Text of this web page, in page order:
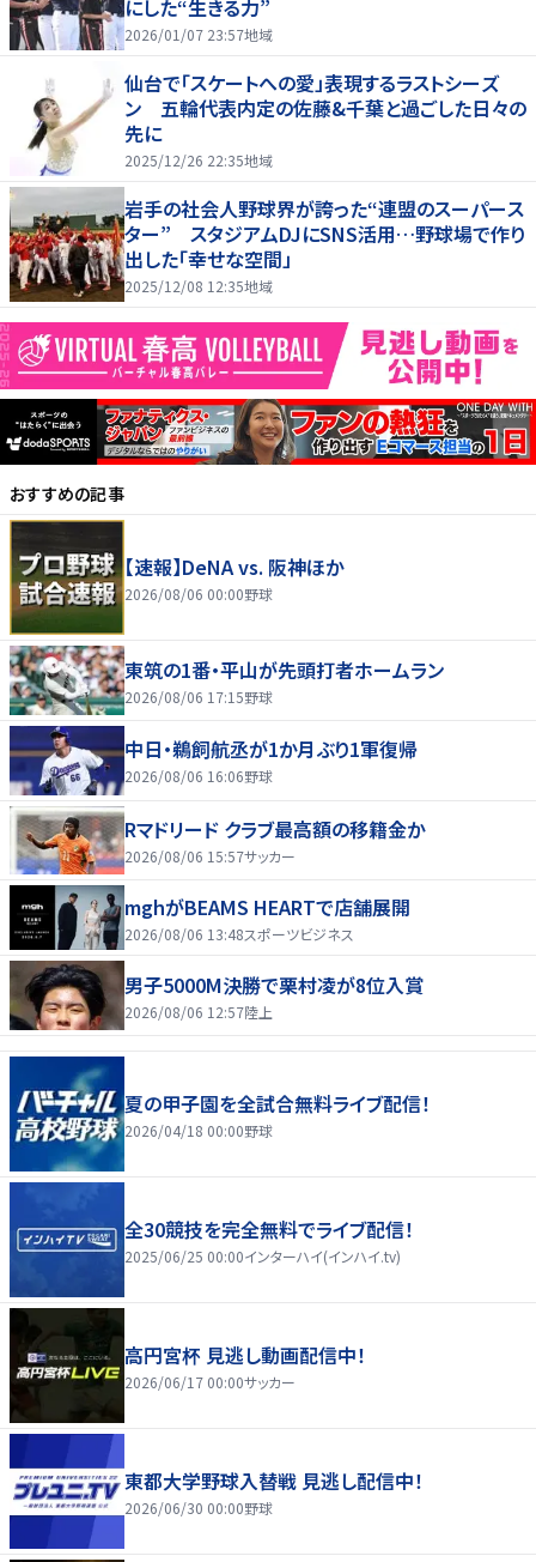
にした“生きる力”
2026/01/07 23:57地域
仙台で「スケートへの愛」表現するラストシーズ
ン 五輪代表内定の佐藤&千葉と過ごした日々の
先に
2025/12/26 22:35地域
岩手の社会人野球界が誇った“連盟のスーパース
ター” スタジアムDJにSNS活用…野球場で作り
出した「幸せな空間」
2025/12/08 12:35地域
おすすめの記事
【速報】DeNA vs. 阪神ほか
2026/08/06 00:00野球
東筑の1番・平山が先頭打者ホームラン
2026/08/06 17:15野球
中日・鵜飼航丞が1か月ぶり1軍復帰
2026/08/06 16:06野球
Rマドリード クラブ最高額の移籍金か
2026/08/06 15:57サッカー
mghがBEAMS HEARTで店舗展開
2026/08/06 13:48スポーツビジネス
男子5000M決勝で栗村凌が8位入賞
2026/08/06 12:57陸上
夏の甲子園を全試合無料ライブ配信！
2026/04/18 00:00野球
全30競技を完全無料でライブ配信！
2025/06/25 00:00インターハイ(インハイ.tv)
高円宮杯 見逃し動画配信中！
2026/06/17 00:00サッカー
東都大学野球入替戦 見逃し配信中！
2026/06/30 00:00野球